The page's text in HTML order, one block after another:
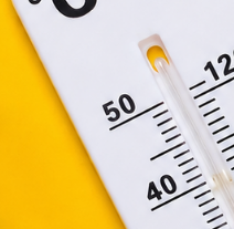
KUTYA VAN